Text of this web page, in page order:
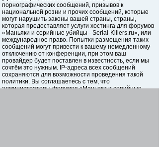
порнографических сообщений, призывов к
национальной розни и прочих сообщений, которые
могут нарушить законы вашей страны, страны,
которая предоставляет услуги хостинга для форумов
«Маньяки и серийные убийцы - Serial-Killers.ru», или
международное право. Попытки размещения таких
сообщений могут привести к вашему немедленному
отключению от конференции, при этом ваш
провайдер будет поставлен в известность, если мы
сочтём это нужным. IP-адреса всех сообщений
сохраняются для возможности проведения такой
политики. Вы соглашаетесь с тем, что
администраторы форумов «Маньяки и серийные